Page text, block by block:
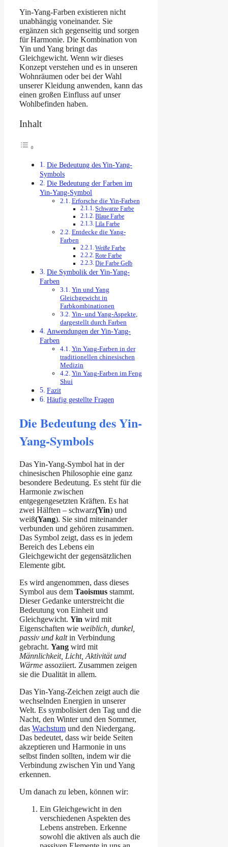
Yin-Yang-Farben existieren nicht
unabhängig voneinander. Sie
ergänzen sich gegenseitig und sorgen
für Harmonie. Die Kombination von
Yin und Yang bringt das
Gleichgewicht. Wenn wir dieses
Konzept verstehen und es in unseren
Wohnräumen oder bei der Wahl
unserer Kleidung anwenden, kann das
einen großen Einfluss auf unser
Wohlbefinden haben.
Inhalt
Die Bedeutung des Yin-Yang-
Symbols
Die Bedeutung der Farben im
Yin-Yang-Symbol
Erforsche die Yin-Farben
Schwarze Farbe
Blaue Farbe
Lila Farbe
Entdecke die Yang-
Farben
Weiße Farbe
Rote Farbe
Die Farbe Gelb
Die Symbolik der Yin-Yang-
Farben
Yin und Yang
Gleichgewicht in
Farbkombinationen
Yin- und Yang-Aspekte,
dargestellt durch Farben
Anwendungen der Yin-Yang-
Farben
Yin Yang-Farben in der
traditionellen chinesischen
Medizin
Yin Yang-Farben im Feng
Shui
Fazit
Häufig gestellte Fragen
Die Bedeutung des Yin-
Yang-Symbols
Das Yin-Yang-Symbol hat in der
chinesischen Philosophie eine ganz
besondere Bedeutung. Es steht für die
Harmonie zwischen
entgegengesetzten Kräften. Es hat
zwei Hälften – schwarz(Yin) und
weiß(Yang). Sie sind miteinander
verbunden und gehören zusammen.
Das Symbol zeigt, dass es in jedem
Bereich des Lebens ein
Gleichgewicht der gegensätzlichen
Elemente gibt.
Es wird angenommen, dass dieses
Symbol aus dem Taoismus stammt.
Dieser Gedanke unterstreicht die
Bedeutung von Einheit und
Gleichgewicht. Yin wird mit
Eigenschaften wie weiblich, dunkel,
passiv und kaltin Verbindung
gebracht. Yang wird mit
Männlichkeit, Licht, Aktivität und
Wärme assoziiert. Zusammen zeigen
sie die Dualität in allem.
Das Yin-Yang-Zeichen zeigt auch die
wechselnden Energien in unserer
Welt. Es symbolisiert den Tag und die
Nacht, den Winter und den Sommer,
das Wachstum und den Niedergang.
Das bedeutet, dass wir beide Seiten
akzeptieren und Harmonie in uns
selbst finden sollten, indem wir die
Verbindung zwischen Yin und Yang
erkennen.
Um danach zu leben, können wir:
Ein Gleichgewicht in den
verschiedenen Aspekten des
Lebens anstreben. Erkenne
sowohl die aktiven als auch die